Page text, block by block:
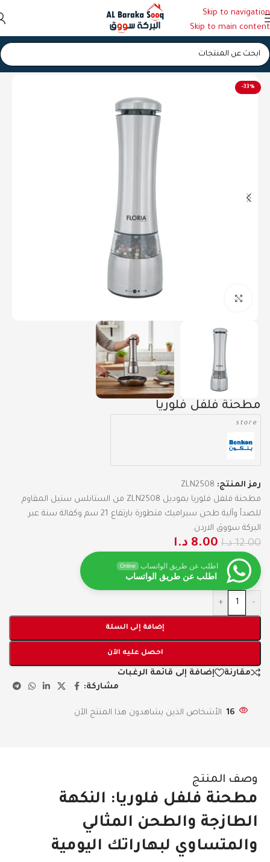
Skip to navigation
Skip to main content
الرئيسية/محضرة طعام وحلويات
-33%
مطحنة فلفل فلوريا
store
رمز المنتج: ZLN2508
مطحنة فلفل فلوريا بموديل ZLN2508 من الستانلس ستيل المقاوم
للصدأ وآلية طحن سيراميك متطورة بارتفاع 21 سم وكفالة سنة عبر
البركة سووق الاردن.
12.00 د.ا 8.00 د.ا
اطلب عن طريق الواتساب Online
اطلب عن طريق الواتساب
-
+
إضافة إلى السلة
احصل عليه الآن
مقارنة
إضافة إلى قائمة الرغبات
مشاركة:
16 الأشخاص الذين يشاهدون هذا المنتج الآن
وصف المنتج
مطحنة فلفل فلوريا: النكهة
الطازجة والطحن المثالي
والمتساوي لبهاراتك اليومية